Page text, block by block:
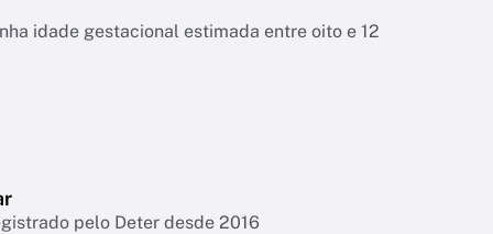
idade gestacional estimada entre oito e 12
pelo Deter desde 2016